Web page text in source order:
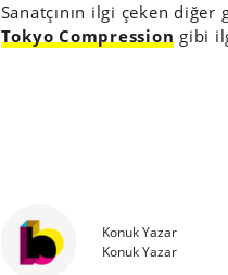
Sanatçının ilgi çeken diğer
Tokyo Compression gibi
Konuk Yazar
Konuk Yazar